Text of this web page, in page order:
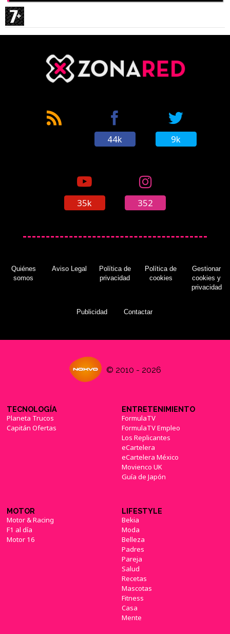
44k 9k
35k 352
Quiénes
somos
Aviso Legal
Política de
privacidad
Política de
cookies
Gestionar
cookies y
privacidad
Publicidad Contactar
© 2010 - 2026
TECNOLOGÍA
Planeta Trucos
Capitán Ofertas
ENTRETENIMIENTO
FormulaTV
FormulaTV Empleo
Los Replicantes
eCartelera
eCartelera México
Movienco UK
Guía de Japón
MOTOR
Motor & Racing
F1 al día
Motor 16
LIFESTYLE
Bekia
Moda
Belleza
Padres
Pareja
Salud
Recetas
Mascotas
Fitness
Casa
Mente